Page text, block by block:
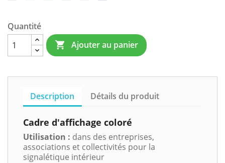
Quantité
 Ajouter au panier
Description Détails du produit
Cadre d'affichage coloré
Utilisation : dans des entreprises,
associations et collectivités pour la
signalétique intérieur